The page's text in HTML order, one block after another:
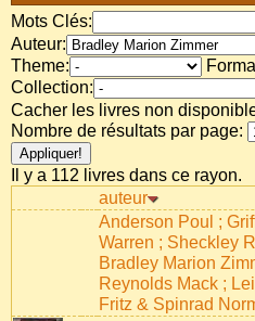
Mots Clés:
Auteur:
Theme:
Collection:
Cacher les livres non
Nombre de résultats par page:
Il y a 112 livres dans ce rayon.
auteur
Anderson Poul ;
Warren ; Sheckley
Bradley Marion
Reynolds Mack ;
Fritz & Spinrad